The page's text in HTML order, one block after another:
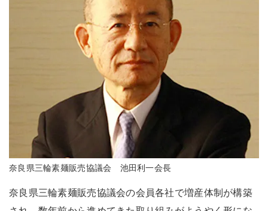
奈良県三輪素麺販売協議会 池田利一会長
奈良県三輪素麺販売協議会の会員各社で増産体制が構築